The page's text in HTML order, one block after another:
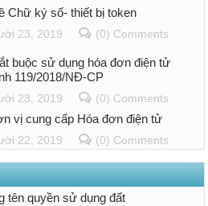
Chữ ký số- thiết bị token
23, 2019 (0) Comments
buộc sử dụng hóa đơn điện tử
119/2018/NĐ-CP
23, 2019 (0) Comments
vị cung cấp Hóa đơn điện tử
22, 2019 (0) Comments
tên quyền sử dụng đất